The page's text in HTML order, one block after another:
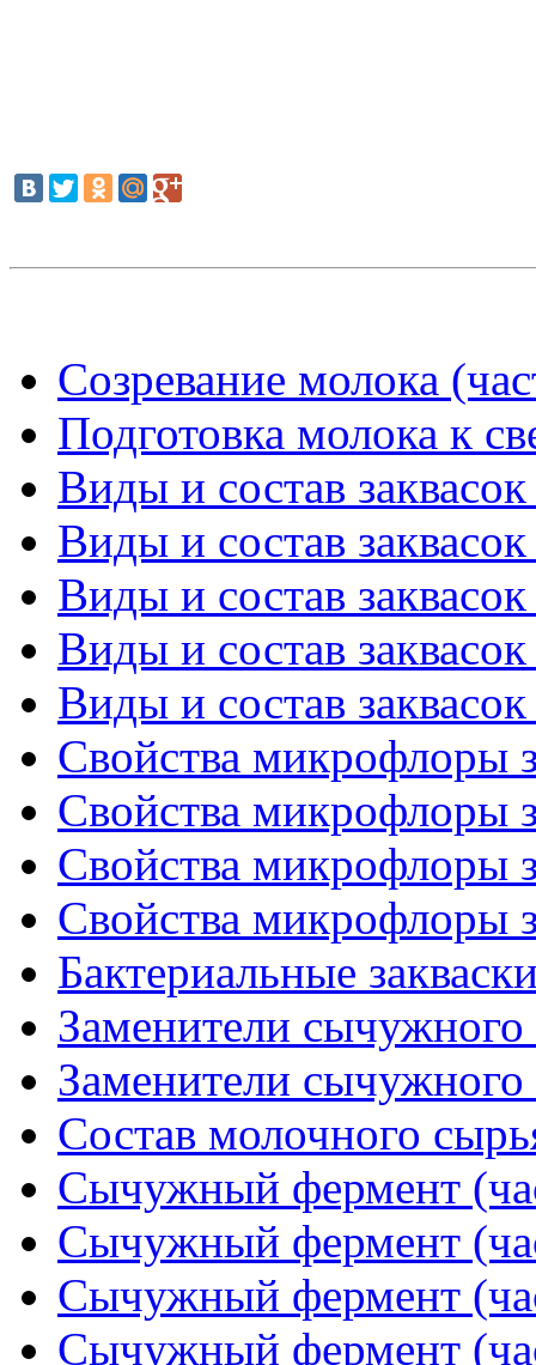
Созревание молока
Подготовка молока к
Виды и состав
Виды и состав
Виды и состав
Виды и состав
Виды и состав
Свойства микрофлоры
Свойства микрофлоры
Свойства микрофлоры
Свойства микрофлоры
Бактериальные
Заменители
Заменители
Состав молочного
Сычужный фермент
Сычужный фермент
Сычужный фермент
Сычужный фермент